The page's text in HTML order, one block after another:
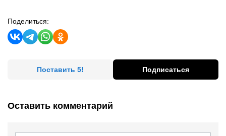
Поделиться:
Поставить 5! Подписаться
Оставить комментарий